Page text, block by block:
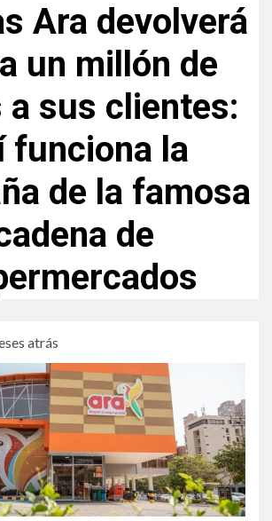
Ara devolverá
un millón de
a sus clientes:
funciona la
de la famosa
de
atrás